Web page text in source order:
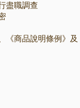
盡職調查
《商品說明條例》